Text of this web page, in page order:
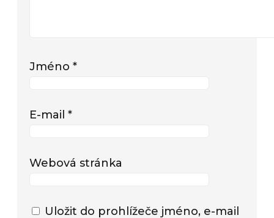
Jméno *
E-mail *
Webová stránka
Uložit do prohlížeče jméno, e-mail